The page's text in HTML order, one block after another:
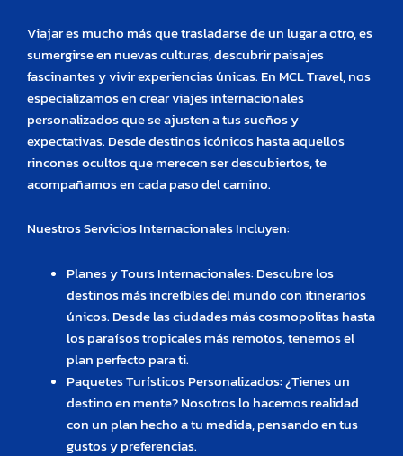
Viajar es mucho más que trasladarse de un lugar a otro, es
sumergirse en nuevas culturas, descubrir paisajes
fascinantes y vivir experiencias únicas. En MCL Travel, nos
especializamos en crear viajes internacionales
personalizados que se ajusten a tus sueños y
expectativas. Desde destinos icónicos hasta aquellos
rincones ocultos que merecen ser descubiertos, te
acompañamos en cada paso del camino.
Nuestros Servicios Internacionales Incluyen:
Planes y Tours Internacionales: Descubre los
destinos más increíbles del mundo con itinerarios
únicos. Desde las ciudades más cosmopolitas hasta
los paraísos tropicales más remotos, tenemos el
plan perfecto para ti.
Paquetes Turísticos Personalizados: ¿Tienes un
destino en mente? Nosotros lo hacemos realidad
con un plan hecho a tu medida, pensando en tus
gustos y preferencias.